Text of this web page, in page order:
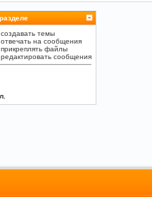
создавать темы
отвечать на сообщения
прикреплять файлы
редактировать сообщения